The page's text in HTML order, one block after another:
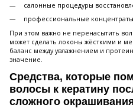
салонные процедуры
профессиональные
При этом важно не перенасытить
может сделать локоны жёсткими и
баланс между увлажнением и
значение.
Средства, которые
волосы к кератину
сложного